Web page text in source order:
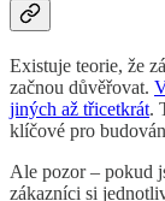
Existuje teorie, že
začnou důvěřovat.
jiných až třicetkrát.
klíčové pro
Ale pozor – pokud
zákazníci si